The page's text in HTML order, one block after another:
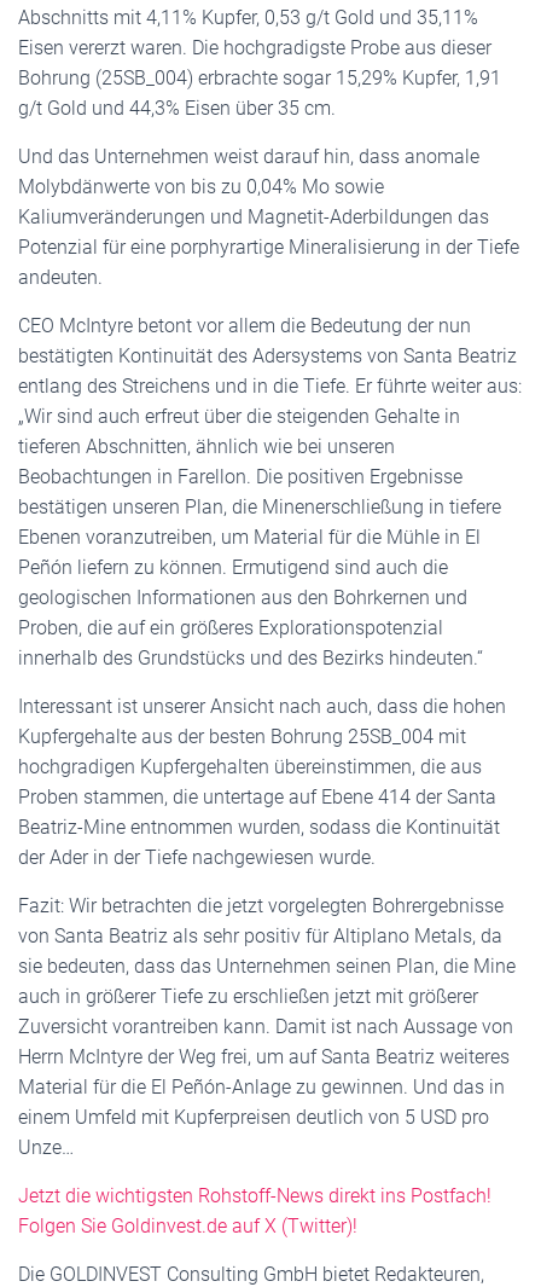
Abschnitts mit 4,11% Kupfer, 0,53 g/t Gold und 35,11%
Eisen vererzt waren. Die hochgradigste Probe aus dieser
Bohrung (25SB_004) erbrachte sogar 15,29% Kupfer, 1,91
g/t Gold und 44,3% Eisen über 35 cm.
Und das Unternehmen weist darauf hin, dass anomale
Molybdänwerte von bis zu 0,04% Mo sowie
Kaliumveränderungen und Magnetit-Aderbildungen das
Potenzial für eine porphyrartige Mineralisierung in der Tiefe
andeuten.
CEO McIntyre betont vor allem die Bedeutung der nun
bestätigten Kontinuität des Adersystems von Santa Beatriz
entlang des Streichens und in die Tiefe. Er führte weiter aus:
„Wir sind auch erfreut über die steigenden Gehalte in
tieferen Abschnitten, ähnlich wie bei unseren
Beobachtungen in Farellon. Die positiven Ergebnisse
bestätigen unseren Plan, die Minenerschließung in tiefere
Ebenen voranzutreiben, um Material für die Mühle in El
Peñón liefern zu können. Ermutigend sind auch die
geologischen Informationen aus den Bohrkernen und
Proben, die auf ein größeres Explorationspotenzial
innerhalb des Grundstücks und des Bezirks hindeuten.“
Interessant ist unserer Ansicht nach auch, dass die hohen
Kupfergehalte aus der besten Bohrung 25SB_004 mit
hochgradigen Kupfergehalten übereinstimmen, die aus
Proben stammen, die untertage auf Ebene 414 der Santa
Beatriz-Mine entnommen wurden, sodass die Kontinuität
der Ader in der Tiefe nachgewiesen wurde.
Fazit: Wir betrachten die jetzt vorgelegten Bohrergebnisse
von Santa Beatriz als sehr positiv für Altiplano Metals, da
sie bedeuten, dass das Unternehmen seinen Plan, die Mine
auch in größerer Tiefe zu erschließen jetzt mit größerer
Zuversicht vorantreiben kann. Damit ist nach Aussage von
Herrn McIntyre der Weg frei, um auf Santa Beatriz weiteres
Material für die El Peñón-Anlage zu gewinnen. Und das in
einem Umfeld mit Kupferpreisen deutlich von 5 USD pro
Unze…
Jetzt die wichtigsten Rohstoff-News direkt ins Postfach!
Folgen Sie Goldinvest.de auf X (Twitter)!
Die GOLDINVEST Consulting GmbH bietet Redakteuren,